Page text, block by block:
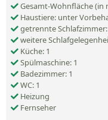
Gesamt-Wohnfläche (in
Haustiere: unter
getrennte Schlafzimmer:
weitere
Küche: 1
Spülmaschine: 1
Badezimmer: 1
WC: 1
Heizung
Fernseher